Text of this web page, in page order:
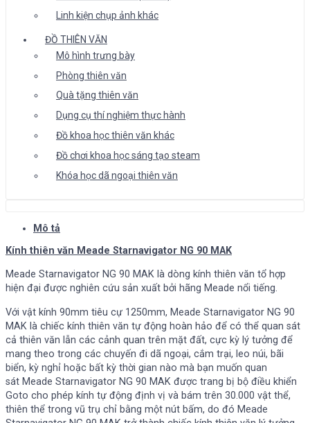
Linh kiện chụp ảnh khác
ĐỒ THIÊN VĂN
Mô hình trưng bày
Phòng thiên văn
Quà tặng thiên văn
Dụng cụ thí nghiệm thực hành
Đồ khoa học thiên văn khác
Đồ chơi khoa học sáng tạo steam
Khóa học dã ngoại thiên văn
Mô tả
Kính thiên văn Meade Starnavigator NG 90 MAK
Meade Starnavigator NG 90 MAK là dòng kính thiên văn tổ hợp
hiện đại được nghiên cứu sản xuất bởi hãng Meade nổi tiếng.
Với vật kính 90mm tiêu cự 1250mm, Meade Starnavigator NG 90
MAK là chiếc kính thiên văn tự động hoàn hảo để có thể quan sát
cả thiên văn lẫn các cảnh quan trên mặt đất, cực kỳ lý tưởng để
mang theo trong các chuyến đi dã ngoại, cắm trại, leo núi, bãi
biển, kỳ nghỉ hoặc bất kỳ thời gian nào mà bạn muốn quan
sát Meade Starnavigator NG 90 MAK được trang bị bộ điều khiển
Goto cho phép kính tự động định vị và bám trên 30.000 vật thể,
thiên thể trong vũ trụ chỉ bằng một nút bấm, do đó Meade